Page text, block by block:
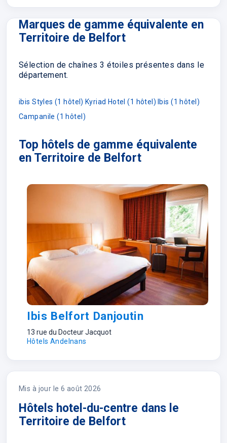
Marques de gamme équivalente en
Territoire de Belfort
Sélection de chaînes 3 étoiles présentes dans le
département.
ibis Styles (1 hôtel) Kyriad Hotel (1 hôtel) Ibis (1 hôtel)
Campanile (1 hôtel)
Top hôtels de gamme équivalente
en Territoire de Belfort
ibis Styles Belfort Centre
Rue Gaston Defferre
Hôtels Belfort
Mis à jour le 6 août 2026
Hôtels hotel-du-centre dans le
Territoire de Belfort